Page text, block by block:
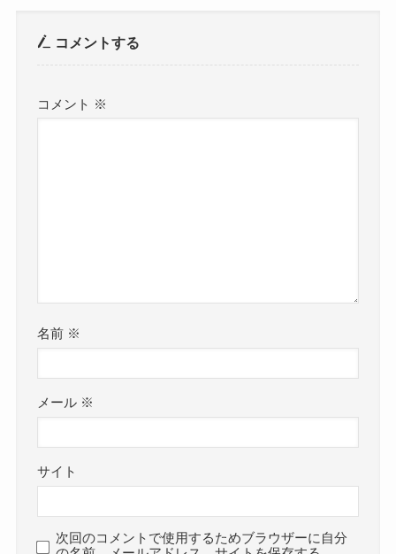
コメントする
コメント ※
名前 ※
メール ※
サイト
次回のコメントで使用するためブラウザーに自分